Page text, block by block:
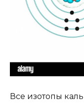
Все изотопы